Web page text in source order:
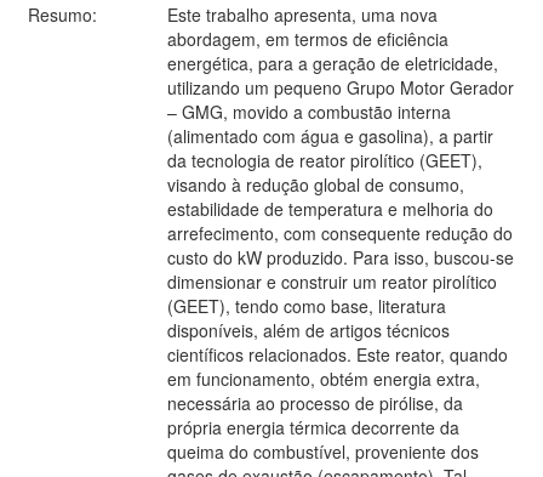
Resumo:
Este trabalho apresenta, uma nova
abordagem, em termos de eficiência
energética, para a geração de eletricidade,
utilizando um pequeno Grupo Motor Gerador
– GMG, movido a combustão interna
(alimentado com água e gasolina), a partir
da tecnologia de reator pirolítico (GEET),
visando à redução global de consumo,
estabilidade de temperatura e melhoria do
arrefecimento, com consequente redução do
custo do kW produzido. Para isso, buscou-se
dimensionar e construir um reator pirolítico
(GEET), tendo como base, literatura
disponíveis, além de artigos técnicos
científicos relacionados. Este reator, quando
em funcionamento, obtém energia extra,
necessária ao processo de pirólise, da
própria energia térmica decorrente da
queima do combustível, proveniente dos